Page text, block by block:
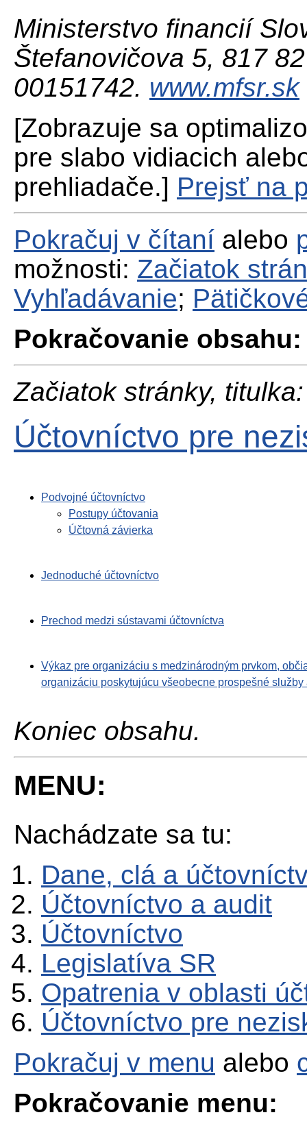
Ministerstvo financií
Štefanovičova 5, 817
00151742. www.mfsr.sk
[Zobrazuje sa
pre slabo vidiacich
prehliadače.] Prejsť na
Pokračuj v čítaní alebo
možnosti: Začiatok
Vyhľadávanie;
Pokračovanie obsahu:
Začiatok stránky, titulka:
Účtovníctvo pre
Podvojné účtovníctvo
Postupy účtovania
Účtovná závierka
Jednoduché účtovníctvo
Prechod medzi sústavami účtovníctva
Výkaz pre organizáciu s medzinárodným prvkom,
organizáciu poskytujúcu všeobecne prospešné služby
Koniec obsahu.
MENU:
Nachádzate sa tu:
Dane, clá a
Účtovníctvo a audit
Účtovníctvo
Legislatíva SR
Opatrenia v oblasti
Účtovníctvo pre
Pokračuj v menu alebo
Pokračovanie menu: